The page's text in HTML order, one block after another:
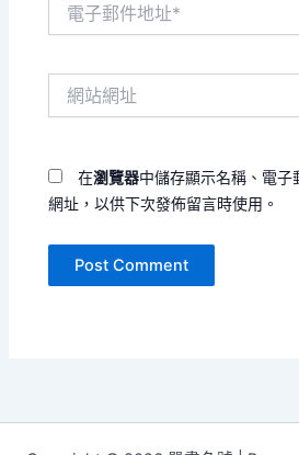
在瀏覽器中儲存顯示名稱、電
網址，以供下次發佈留言時使用。